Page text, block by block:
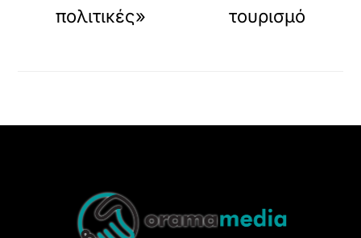
πολιτικές» τουρισμό
Top